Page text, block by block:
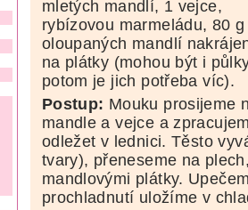
mletých mandlí, 1 vejce,
rybízovou marmeládu, 80 g
oloupaných mandlí
na plátky (mohou být i
potom je jich potřeba víc).
Postup: Mouku prosijeme
mandle a vejce a
odležet v lednici. Těsto
tvary), přeneseme na
mandlovými plátky.
prochladnutí uložíme v